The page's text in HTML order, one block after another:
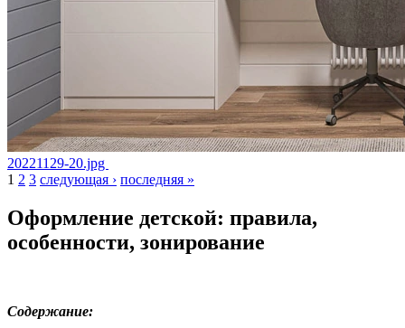
20221129-20.jpg
1 2 3 следующая › последняя »
Оформление детской: правила,
особенности, зонирование
Содержание: